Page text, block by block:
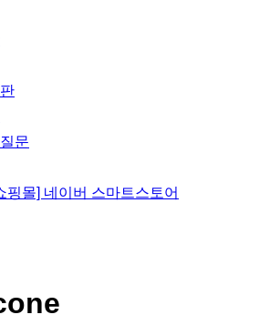
문
핑몰] 네이버 스마트스토어